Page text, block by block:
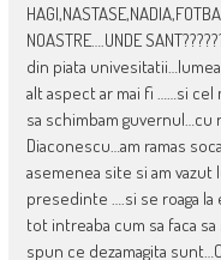
NOASTRE….UNDE
din piata
alt aspect ar mai fi ……si
sa schimbam
Diaconescu…am ramas
asemenea site si am vazut
presedinte ….si se roaga la
tot intreaba cum sa faca
spun ce dezamagita